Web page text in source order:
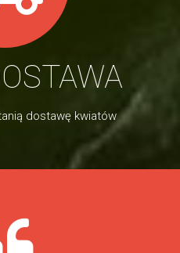
dostawę kwiatów